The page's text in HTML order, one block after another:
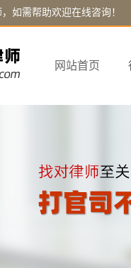
如需帮助欢迎在线咨询！
网站首页